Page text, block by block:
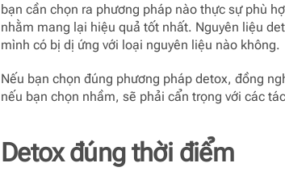
bạn cần chọn ra phương pháp nào thực sự phù
nhằm mang lại hiệu quả tốt nhất. Nguyên liệu
mình có bị dị ứng với loại nguyên liệu nào không.
Nếu bạn chọn đúng phương pháp detox, đồng
nếu bạn chọn nhầm, sẽ phải cẩn trọng với các
Detox đúng thời điểm